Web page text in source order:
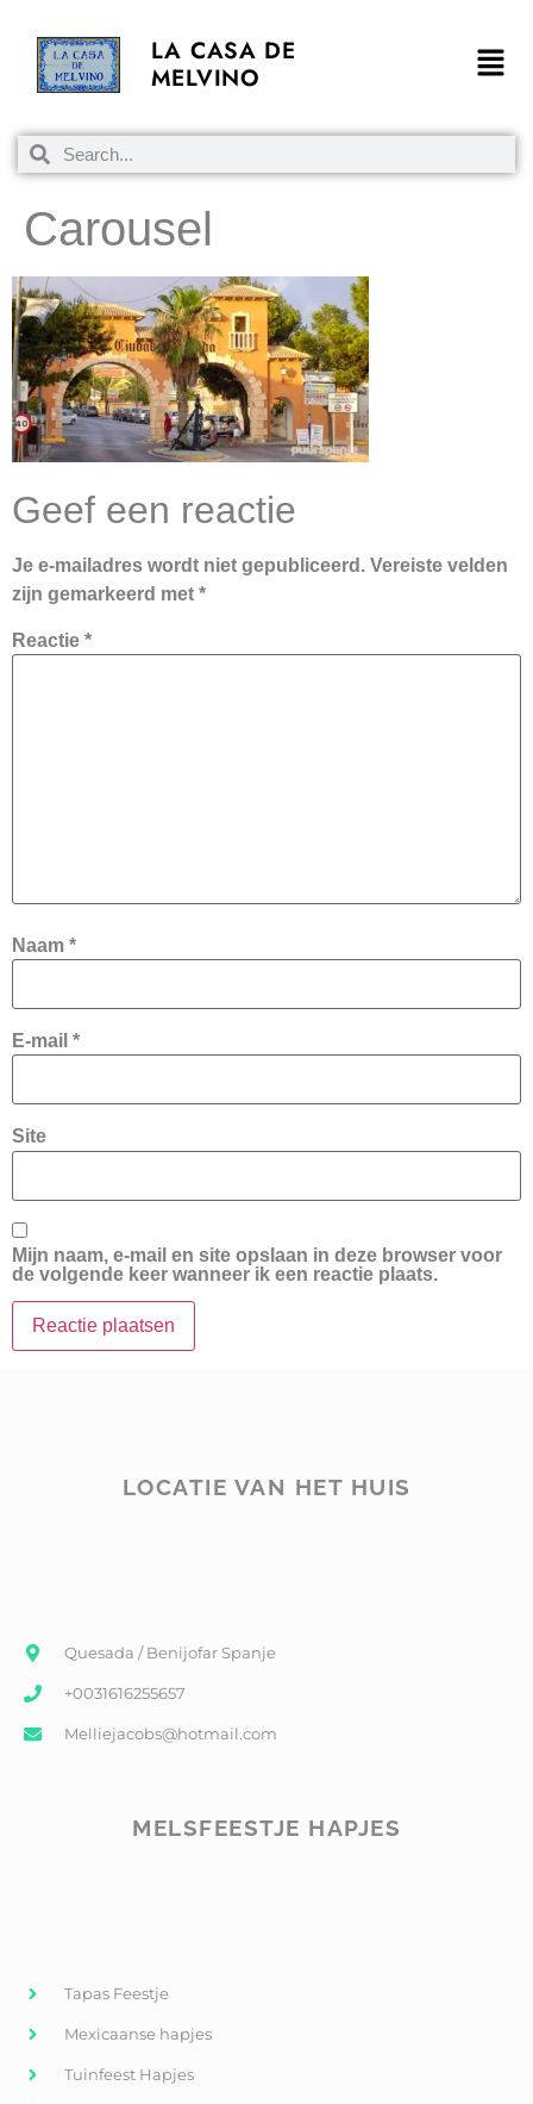
LA CASA DE
MELVINO
Carousel
Geef een reactie
Je e-mailadres wordt niet gepubliceerd. Vereiste velden
zijn gemarkeerd met *
Reactie *
Naam *
E-mail *
Site
Mijn naam, e-mail en site opslaan in deze browser voor
de volgende keer wanneer ik een reactie plaats.
LOCATIE VAN HET HUIS
Quesada / Benijofar Spanje
+0031616255657
Melliejacobs@hotmail.com
MELSFEESTJE HAPJES
Tapas Feestje
Mexicaanse hapjes
Tuinfeest Hapjes